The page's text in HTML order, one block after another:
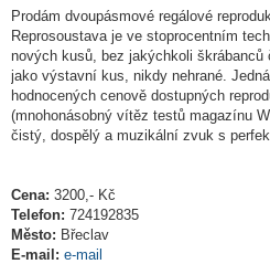
Prodám dvoupásmové regálové
Reprosoustava je ve stoprocentním
nových kusů, bez jakýchkoli
jako výstavní kus, nikdy nehrané.
hodnocených cenově dostupných
(mnohonásobný vítěz testů magazínu
čistý, dospělý a muzikální zvuk s
Cena: 3200,- Kč
Telefon: 724192835
Město: Břeclav
E-mail: e-mail